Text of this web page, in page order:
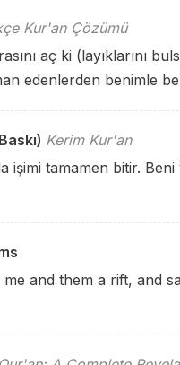
Kur'an Çözümü
aç ki (layıklarını
edenlerden benimle
Kerim Kur'an
işimi tamamen bitir.
and them a rift, and